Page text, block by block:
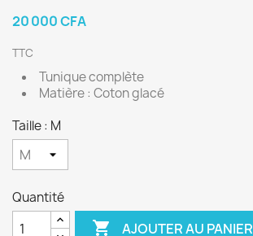
20 000 CFA
TTC
Tunique complète
Matière : Coton glacé
Taille : M
Quantité
 AJOUTER AU PANIER